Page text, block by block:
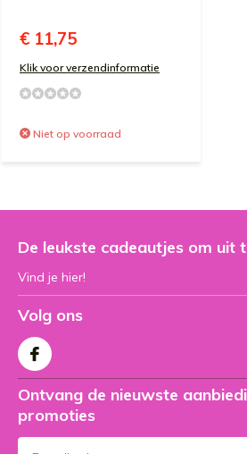
€ 11,75
Klik voor verzendinformatie
Niet op voorraad
De leukste cadeautjes om uit
Vind je hier!
Volg ons
Ontvang de nieuwste
promoties